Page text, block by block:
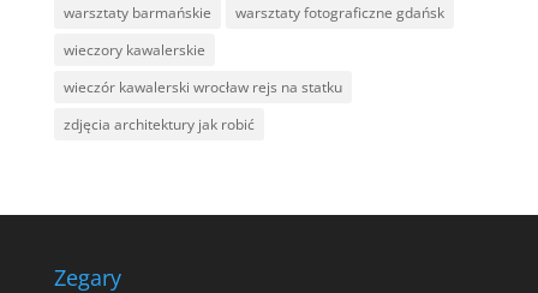
warsztaty barmańskie
warsztaty fotograficzne gdańsk
wieczory kawalerskie
wieczór kawalerski wrocław rejs na statku
zdjęcia architektury jak robić
Zegary